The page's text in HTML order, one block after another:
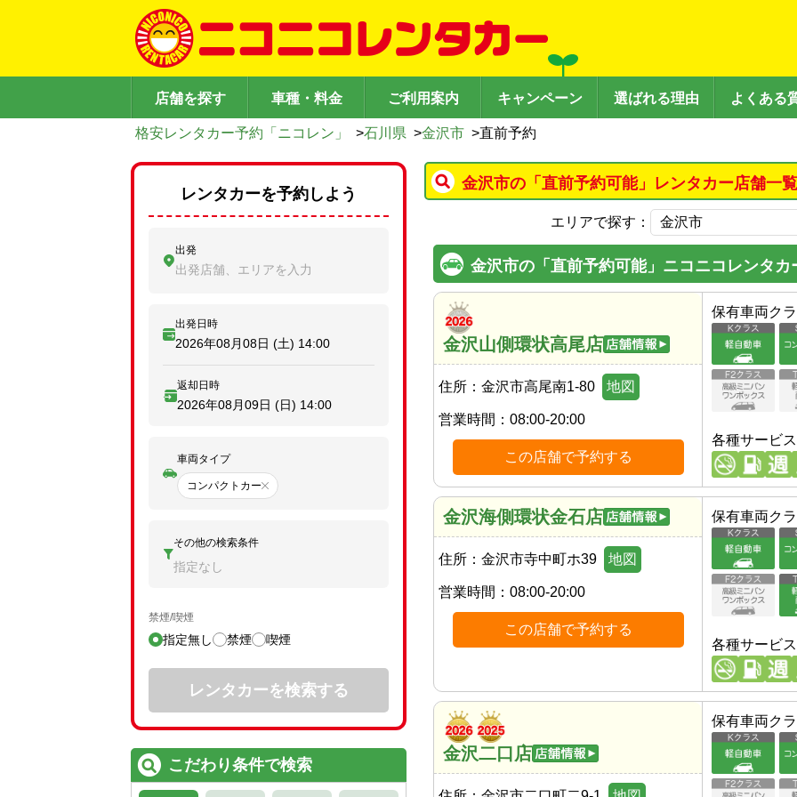
店舗を探す 車種・料金 ご利用案内 キャンペーン 選ばれる理由 よくある
格安レンタカー予約「ニコレン」 >石川県 >金沢市 >直前予約
金沢市の「直前予約可能」レンタカー店舗一
エリアで探す：
金沢市の「直前予約可能」ニコニコレンタカ
金沢山側環状高尾店
住所： 金沢市高尾南1-80 地図
営業時間： 08:00-20:00
この店舗で予約する
保有車両ク
各種サービス
金沢海側環状金石店
住所： 金沢市寺中町ホ39 地図
営業時間： 08:00-20:00
この店舗で予約する
保有車両ク
各種サービス
金沢二口店
保有車両ク
レンタカーを予約しよう
出発
出発店舗、エリアを入力
出発日時
2026年08月08日 (土) 14:00
返却日時
2026年08月09日 (日) 14:00
車両タイプ
コンパクトカー
その他の検索条件
指定なし
禁煙/喫煙
指定無し 禁煙 喫煙
レンタカーを検索する
こだわり条件で検索